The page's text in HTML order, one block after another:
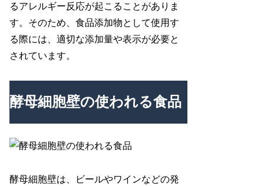
るアレルギー反応が起こることがありま
す。そのため、食品添加物として使用す
る際には、適切な添加量や表示が必要と
されています。
酵母細胞壁の使われる食品
酵母細胞壁は、ビールやワインなどの発